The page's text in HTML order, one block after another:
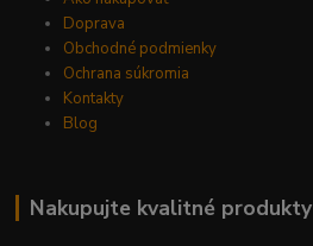
Doprava
Obchodné podmienky
Ochrana súkromia
Kontakty
Blog
Nakupujte kvalitné produkty